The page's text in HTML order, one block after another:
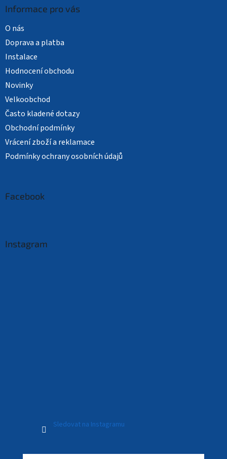
Informace pro vás
O nás
Doprava a platba
Instalace
Hodnocení obchodu
Novinky
Velkoobchod
Často kladené dotazy
Obchodní podmínky
Vrácení zboží a reklamace
Podmínky ochrany osobních údajů
Facebook
Instagram
Sledovat na Instagramu